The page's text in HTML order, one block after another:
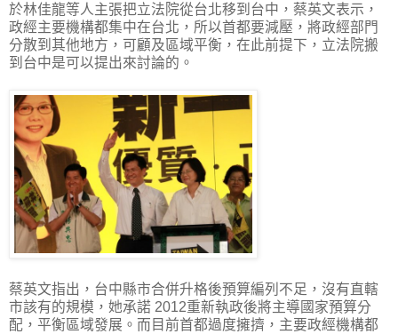
於林佳龍等人主張把立法院從台北移到台中，蔡英文表示，
政經主要機構都集中在台北，所以首都要減壓，將政經部門
分散到其他地方，可顧及區域平衡，在此前提下，立法院搬
到台中是可以提出來討論的。
蔡英文指出，台中縣市合併升格後預算編列不足，沒有直轄
市該有的規模，她承諾 2012重新執政後將主導國家預算分
配，平衡區域發展。而目前首都過度擁擠，主要政經機構都